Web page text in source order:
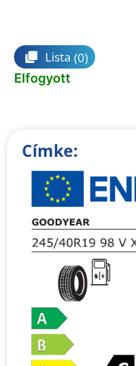
Lista (0)
Elfogyott
Címke: